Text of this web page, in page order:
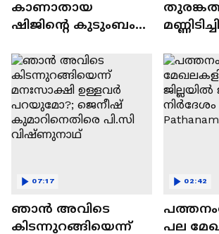
കാണാതായ
ഷിജിൻ്റെ കുടുംബം
സ്റ്റേഷന് മുന്നിൽ
പ്രതിഷേധിക്കുന്നു
മന്ത്രി
ഞാൻ അവിടെ
കിടന്നുറങ്ങിയെന്ന്
07:17
പല
02:42